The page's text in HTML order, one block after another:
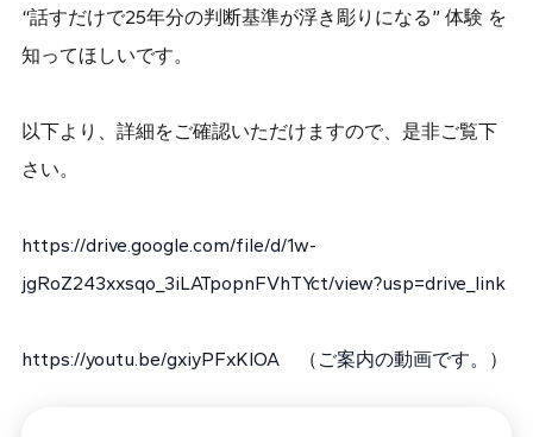
“話すだけで25年分の判断基準が浮き彫りになる” 体験 を
知ってほしいです。
以下より、詳細をご確認いただけますので、是非ご覧下
さい。
https://drive.google.com/file/d/1w-
jgRoZ243xxsqo_3iLATpopnFVhTYct/view?usp=drive_link
https://youtu.be/gxiyPFxKIOA （ご案内の動画です。）